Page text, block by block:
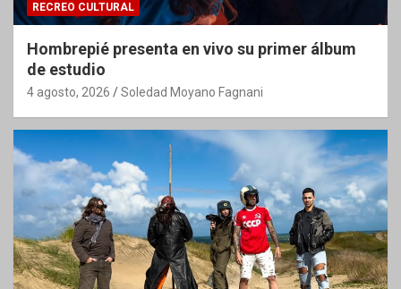
RECREO CULTURAL
Hombrepié presenta en vivo su primer álbum
de estudio
4 agosto, 2026 Soledad Moyano Fagnani